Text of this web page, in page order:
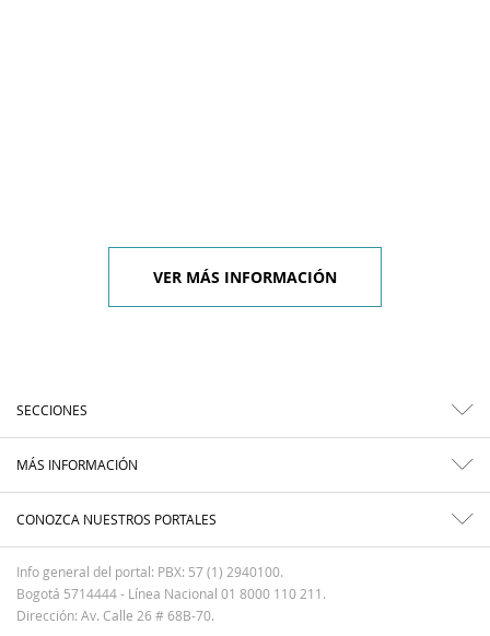
VER MÁS INFORMACIÓN
SECCIONES
MÁS INFORMACIÓN
CONOZCA NUESTROS PORTALES
Info general del portal: PBX: 57 (1) 2940100.
Bogotá 5714444 - Línea Nacional 01 8000 110 211.
Dirección: Av. Calle 26 # 68B-70.